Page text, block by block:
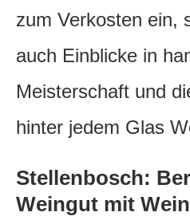
zum Verkosten ein,
auch Einblicke in
Meisterschaft und
hinter jedem Glas
Stellenbosch:
Weingut mit